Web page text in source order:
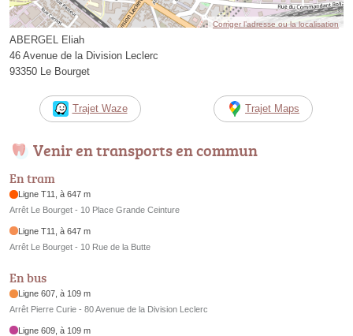
Corriger l’adresse ou la localisation
ABERGEL Eliah
46 Avenue de la Division Leclerc
93350 Le Bourget
Trajet Waze Trajet Maps
Venir en transports en commun
En tram
Ligne T11, à 647 m
Arrêt Le Bourget - 10 Place Grande Ceinture
Ligne T11, à 647 m
Arrêt Le Bourget - 10 Rue de la Butte
En bus
Ligne 607, à 109 m
Arrêt Pierre Curie - 80 Avenue de la Division Leclerc
Ligne 609, à 109 m